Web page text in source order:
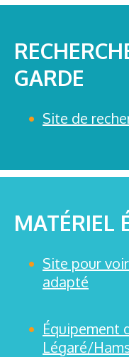
GARDE
Site de
MATÉRIEL
Site pour
adapté
Équipement
Légaré/